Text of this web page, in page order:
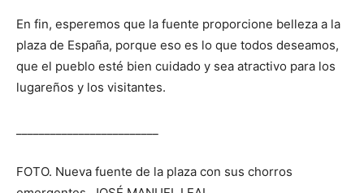
En fin, esperemos que la fuente proporcione belleza a la
plaza de España, porque eso es lo que todos deseamos,
que el pueblo esté bien cuidado y sea atractivo para los
lugareños y los visitantes.
FOTO. Nueva fuente de la plaza con sus chorros